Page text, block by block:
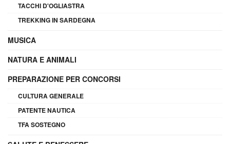
TACCHI D'OGLIASTRA
TREKKING IN SARDEGNA
MUSICA
NATURA E ANIMALI
PREPARAZIONE PER CONCORSI
CULTURA GENERALE
PATENTE NAUTICA
TFA SOSTEGNO